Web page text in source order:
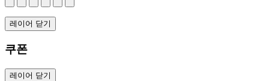
레이어 닫기
쿠폰
레이어 닫기